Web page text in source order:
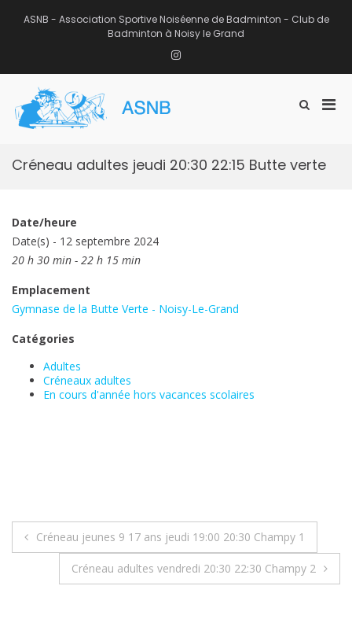
ASNB - Association Sportive Noiséenne de Badminton - Club de
Badminton à Noisy le Grand
Instagram
Afficher
recherche
Créneau adultes jeudi 20:30 22:15 Butte verte
Date/heure
Date(s) - 12 septembre 2024
20 h 30 min - 22 h 15 min
Emplacement
Gymnase de la Butte Verte - Noisy-Le-Grand
Catégories
Adultes
Créneaux adultes
En cours d'année hors vacances scolaires
Navigation
Créneau jeunes 9 17 ans jeudi 19:00 20:30 Champy 1
Créneau adultes vendredi 20:30 22:30 Champy 2